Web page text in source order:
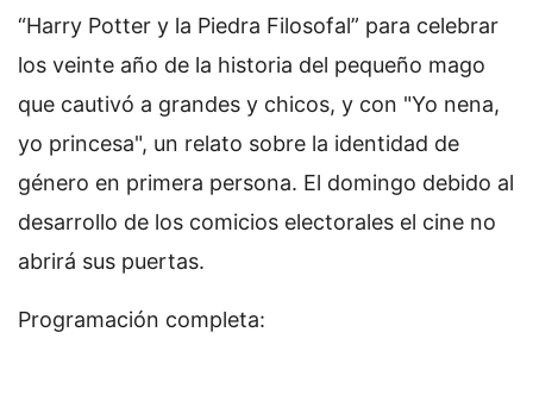
“Harry Potter y la Piedra Filosofal” para celebrar
los veinte año de la historia del pequeño mago
que cautivó a grandes y chicos, y con "Yo nena,
yo princesa", un relato sobre la identidad de
género en primera persona. El domingo debido al
desarrollo de los comicios electorales el cine no
abrirá sus puertas.
Programación completa: